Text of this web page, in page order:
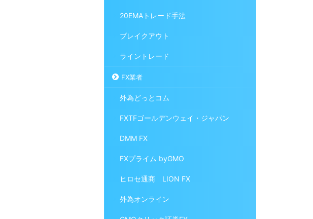
20EMAトレード手法
ブレイクアウト
ライントレード
FX業者
外為どっとコム
FXTFゴールデンウェイ・ジャパン
DMM FX
FXプライム byGMO
ヒロセ通商 LION FX
外為オンライン